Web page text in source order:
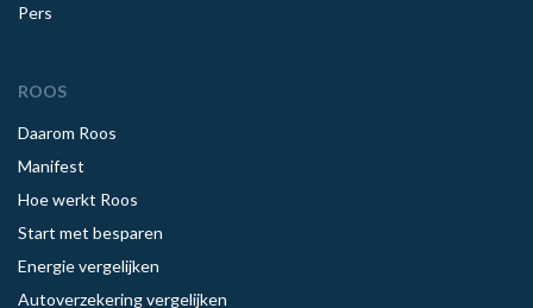
Pers
ROOS
Daarom Roos
Manifest
Hoe werkt Roos
Start met besparen
Energie vergelijken
Autoverzekering vergelijken